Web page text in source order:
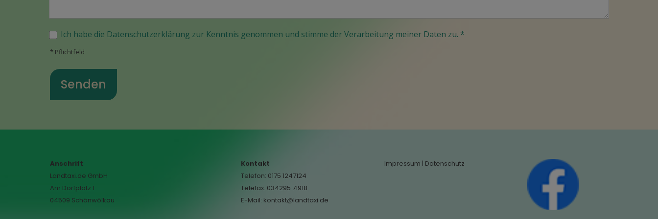
Ich habe die Datenschutzerklärung zur Kenntnis genommen und stimme der Verarbeitung meiner Daten zu. *
* Pflichtfeld
Anschrift
Landtaxi.de GmbH
Am Dorfplatz 1
04509 Schönwölkau
Kontakt
Telefon: 0175 1247124
Telefax: 034295 71918
E-Mail: kontakt@landtaxi.de
Impressum | Datenschutz